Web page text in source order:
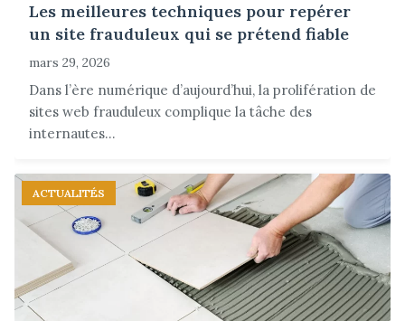
Les meilleures techniques pour repérer
un site frauduleux qui se prétend fiable
mars 29, 2026
Dans l’ère numérique d’aujourd’hui, la prolifération de
sites web frauduleux complique la tâche des
internautes...
ACTUALITÉS